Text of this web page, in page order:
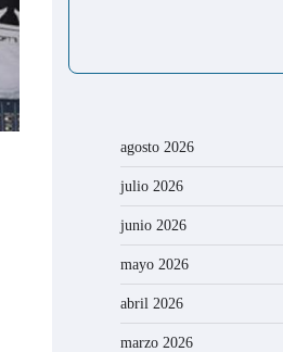
agosto 2026
julio 2026
junio 2026
mayo 2026
abril 2026
marzo 2026